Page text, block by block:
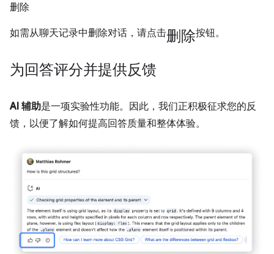
删除
如需从聊天记录中删除对话，请点击删除按钮。
为回答评分并提供反馈
AI 辅助是一项实验性功能。因此，我们正积极征求您的反
馈，以便了解如何提高回答质量和整体体验。